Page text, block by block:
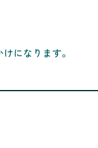
になります。